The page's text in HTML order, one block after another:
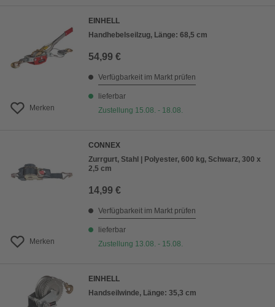
Merken
EINHELL
Handhebelseilzug, Länge: 68,5 cm
54,99 €
Verfügbarkeit im Markt prüfen
lieferbar
Zustellung 15.08. - 18.08.
Merken
CONNEX
Zurrgurt, Stahl | Polyester, 600 kg, Schwarz, 300 x
2,5 cm
14,99 €
Verfügbarkeit im Markt prüfen
lieferbar
Zustellung 13.08. - 15.08.
EINHELL
Handseilwinde, Länge: 35,3 cm